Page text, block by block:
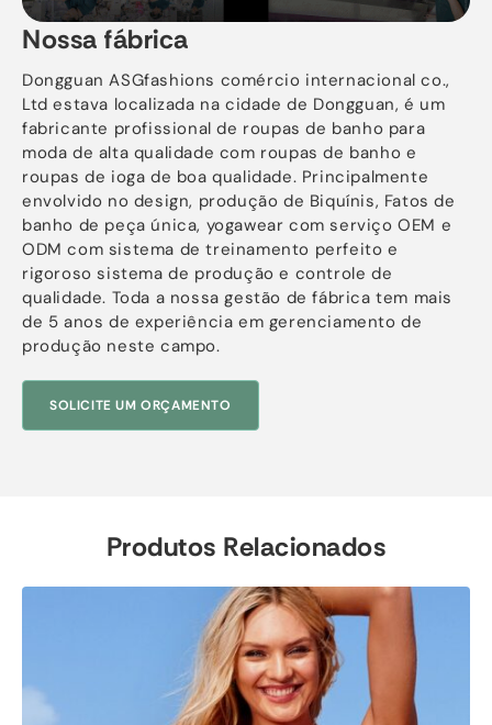
Nossa fábrica
Dongguan ASGfashions comércio internacional co.,
Ltd estava localizada na cidade de Dongguan, é um
fabricante profissional de roupas de banho para
moda de alta qualidade com roupas de banho e
roupas de ioga de boa qualidade. Principalmente
envolvido no design, produção de Biquínis, Fatos de
banho de peça única, yogawear com serviço OEM e
ODM com sistema de treinamento perfeito e
rigoroso sistema de produção e controle de
qualidade. Toda a nossa gestão de fábrica tem mais
de 5 anos de experiência em gerenciamento de
produção neste campo.
SOLICITE UM ORÇAMENTO
Produtos Relacionados